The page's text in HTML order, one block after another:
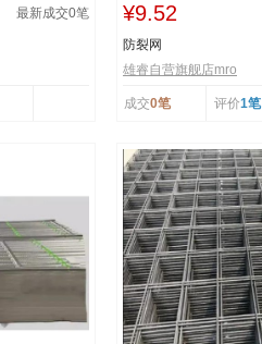
最新成交0笔 ¥9.52
防裂网
雄睿自营旗舰店mro
成交0笔 评价1笔